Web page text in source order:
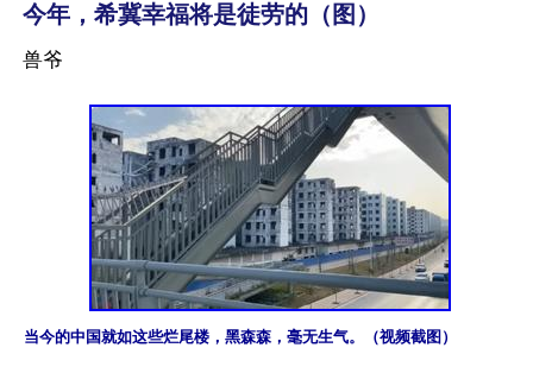
今年，希冀幸福将是徒劳的（图）
兽爷
当今的中国就如这些烂尾楼，黑森森，毫无生气。（视频截图）